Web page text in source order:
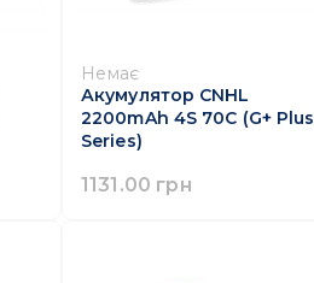
Немає
Акумулятор CNHL
2200mAh 4S 70C (G+ Plus
Series)
1131.00 грн